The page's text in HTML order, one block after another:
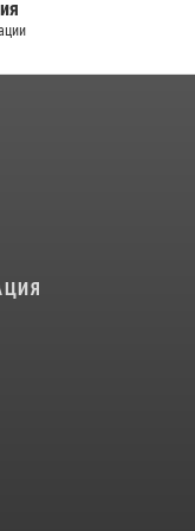
главка
своё